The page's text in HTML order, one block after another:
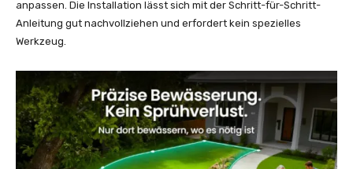
anpassen. Die Installation lässt sich mit der Schritt-für-Schritt-
Anleitung gut nachvollziehen und erfordert kein spezielles
Werkzeug.